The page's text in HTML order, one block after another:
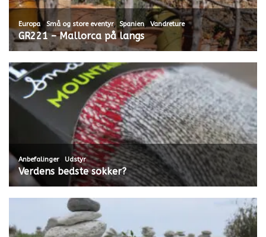
Europa , Små og store eventyr, Spanien Vandreture
GR221 – Mallorca på langs
Anbefalinger, Udstyr
Verdens bedste sokker?